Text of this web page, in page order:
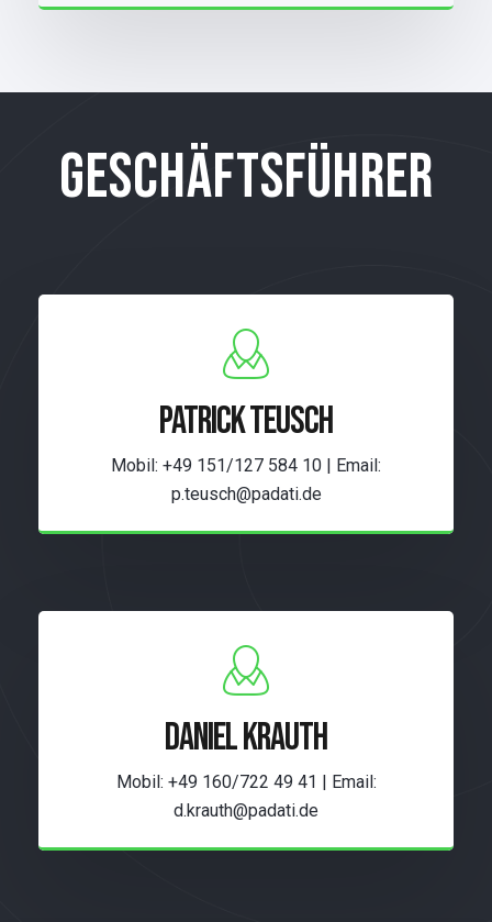
GESCHÄFTSFÜHRER
PATRICK TEUSCH
Mobil: +49 151/127 584 10 | Email:
p.teusch@padati.de
DANIEL KRAUTH
Mobil: +49 160/722 49 41 | Email:
d.krauth@padati.de